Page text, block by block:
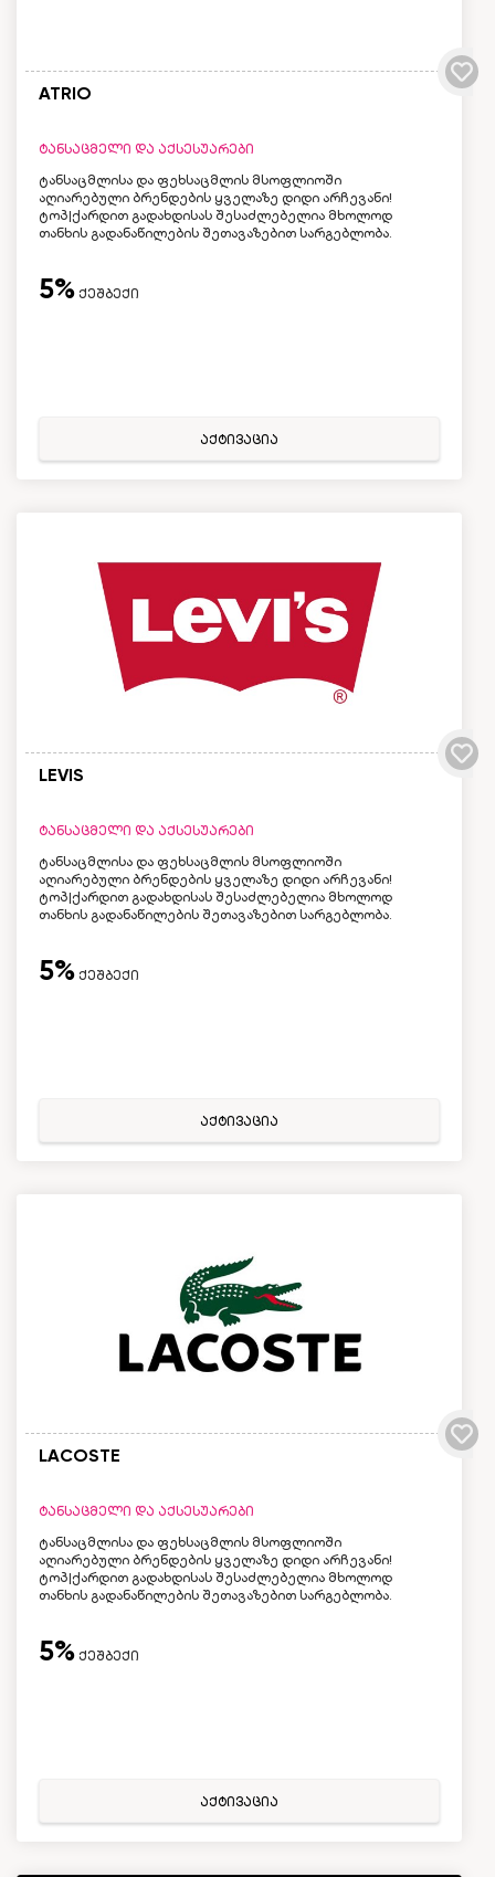
ATRIO
ტანსაცმელი და აქსესუარები
ტანსაცმლისა და ფეხსაცმლის მსოფლიოში
აღიარებული ბრენდების ყველაზე დიდი არჩევანი!
ტოპ|ქარდით გადახდისას შესაძლებელია მხოლოდ
თანხის გადანაწილების შეთავაზებით სარგებლობა.
5% ქეშბექი
აქტივაცია
LEVIS
ტანსაცმელი და აქსესუარები
ტანსაცმლისა და ფეხსაცმლის მსოფლიოში
აღიარებული ბრენდების ყველაზე დიდი არჩევანი!
ტოპ|ქარდით გადახდისას შესაძლებელია მხოლოდ
თანხის გადანაწილების შეთავაზებით სარგებლობა.
5% ქეშბექი
აქტივაცია
LACOSTE
ტანსაცმელი და აქსესუარები
ტანსაცმლისა და ფეხსაცმლის მსოფლიოში
აღიარებული ბრენდების ყველაზე დიდი არჩევანი!
ტოპ|ქარდით გადახდისას შესაძლებელია მხოლოდ
თანხის გადანაწილების შეთავაზებით სარგებლობა.
5% ქეშბექი
აქტივაცია